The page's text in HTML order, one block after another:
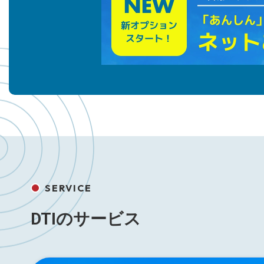
SERVICE
DTIのサービス